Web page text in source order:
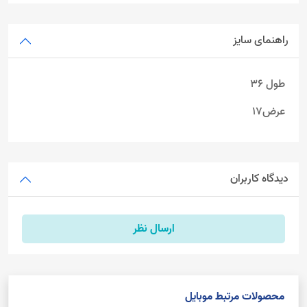
راهنمای سایز
طول 36
عرض17
دیدگاه کاربران
ارسال نظر
محصولات مرتبط موبایل